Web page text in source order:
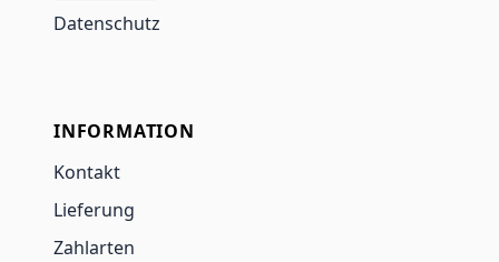
Datenschutz
INFORMATION
Kontakt
Lieferung
Zahlarten